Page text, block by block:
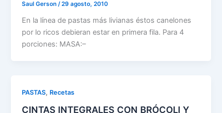
Saul Gerson/29 agosto, 2010
En la línea de pastas más livianas éstos canelones
por lo ricos debieran estar en primera fila. Para 4
porciones: MASA:–
PASTAS, Recetas
CINTAS INTEGRALES CON BRÓCOLI Y